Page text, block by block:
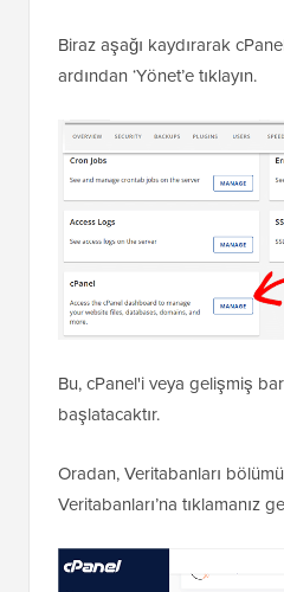
Biraz aşağı kaydırarak
ardından ‘Yönet’e tıklayın.
Bu, cPanel'i veya gelişmiş
başlatacaktır.
Oradan, Veritabanları
Veritabanları’na tıklamanız